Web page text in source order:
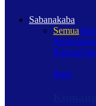
Sabanakaba
Semua
Pariwara
Rantau
Baru